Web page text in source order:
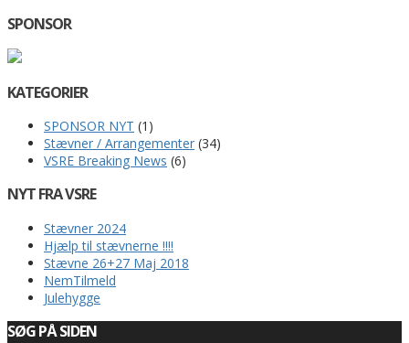
SPONSOR
KATEGORIER
SPONSOR NYT (1)
Stævner / Arrangementer (34)
VSRE Breaking News (6)
NYT FRA VSRE
Stævner 2024
Hjælp til stævnerne !!!!
Stævne 26+27 Maj 2018
NemTilmeld
Julehygge
SØG PÅ SIDEN